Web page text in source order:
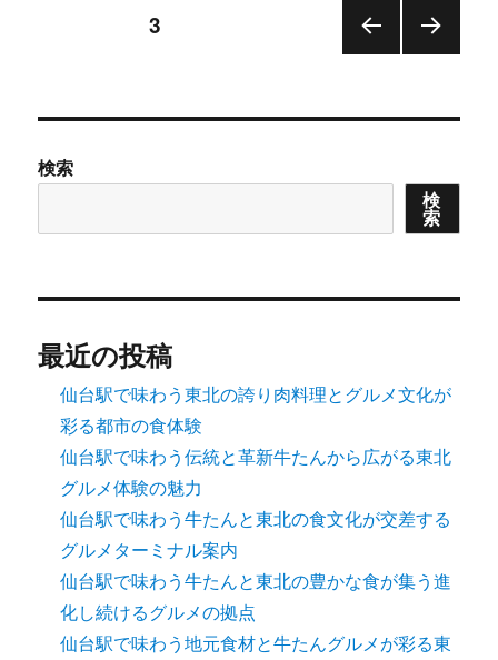
の
ペ
ー
ジ
送
り
固定ページ3
検索
検
索
最近の投稿
仙台駅で味わう東北の誇り肉料理とグルメ文化が
彩る都市の食体験
仙台駅で味わう伝統と革新牛たんから広がる東北
グルメ体験の魅力
仙台駅で味わう牛たんと東北の食文化が交差する
グルメターミナル案内
仙台駅で味わう牛たんと東北の豊かな食が集う進
化し続けるグルメの拠点
仙台駅で味わう地元食材と牛たんグルメが彩る東